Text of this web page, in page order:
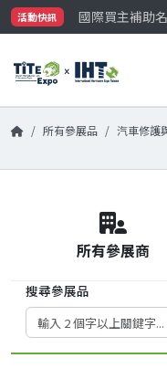
活動快訊
國際買主補助
參觀門票開放
國際買主補助
所有參展品 汽車修護
所有參展商
搜尋參展品